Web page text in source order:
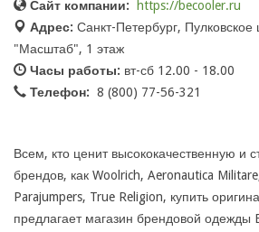
Сайт компании:
https://becooler.ru
Адрес: Санкт-Петербург,
"Масштаб", 1 этаж
Часы работы: вт-сб 12.00 - 18.00
Телефон: 8 (800) 77-56-321
Всем, кто ценит высококачественную и
брендов, как Woolrich, Aeronautica
Parajumpers, True Religion, купить
предлагает магазин брендовой одежды